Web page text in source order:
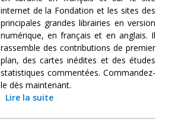
internet de la Fondation et les sites des
principales grandes librairies en version
numérique, en français et en anglais. Il
rassemble des contributions de premier
plan, des cartes inédites et des études
statistiques commentées. Commandez-
le dès maintenant.
Lire la suite